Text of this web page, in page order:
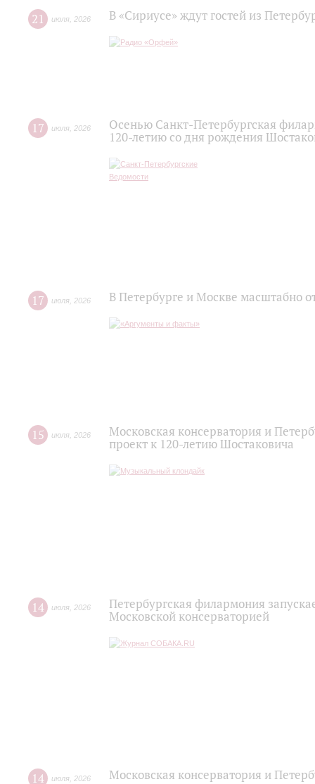
21 июля 2026 В «Сириусе» ждут гостей из
17 июля 2026
Осенью Санкт-Петербургская
120‑летию со дня рождения
17 июля 2026 В Петербурге и Москве масштабно
15 июля 2026
Московская консерватория и
проект к 120-летию Шостаковича
14 июля 2026
Петербургская филармония
Московской консерваторией
14 июля 2026
Московская консерватория и